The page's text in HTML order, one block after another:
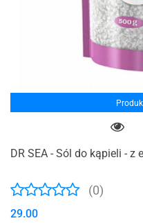
DR SEA - Sól do kąpieli -
(0)
29.00